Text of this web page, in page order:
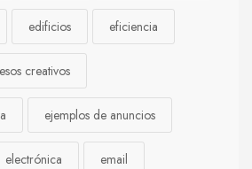
edificios eficiencia
creativos
ejemplos de anuncios
electrónica email